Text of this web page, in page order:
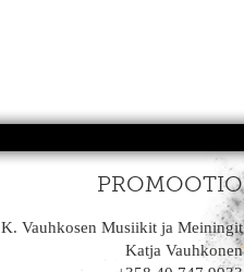
PROMOOTIO
K. Vauhkosen Musiikit ja Meiningit
Katja Vauhkonen